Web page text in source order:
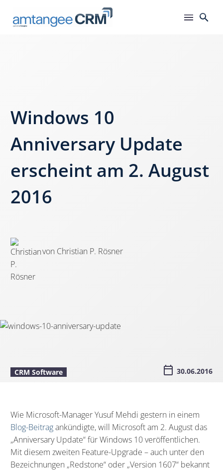
Windows 10
Anniversary Update
erscheint am 2. August
2016
von Christian P. Rösner
CRM Software 30.06.2016
Wie Microsoft-Manager Yusuf Mehdi gestern in einem
Blog-Beitragankündigte, will Microsoft am 2. August das
„Anniversary Update“ für Windows 10 veröffentlichen.
Mit diesem zweiten Feature-Upgrade – auch unter den
Bezeichnungen „Redstone“ oder „Version 1607“ bekannt